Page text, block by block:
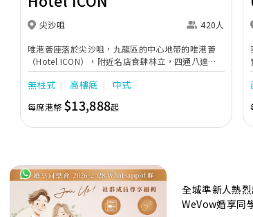
尖沙咀 420人
唯港薈座落於尖沙咀，九龍區的中心地帶的唯港薈
（Hotel ICON），附近名店食肆林立，四通八達，
充分展現繁華鬧巿中的活力個性，成為一眾準新人舉
辦婚宴的熱門之選。專業團隊由策劃統籌至所有婚宴
每個細節，唯港薈都力臻完美，保證讓您留下獨特的
醉人回憶。 擁有時尚高樓頂的Silverbox宴會廳，配
置了全套先進的視聽影音及燈光設備配套，並採用極
力氛圍的自助餐﹔唯港薈（Hotel ICON），多個風
格各異的婚宴場地，都完美切合各準新人的個性及預
算﹔保證為您打造夢寐以求的特別日子，令賓客永誌
難忘！
無柱式 高樓底 中式
每席港幣 $13,888起
全城準新人熱烈
WeVow婚享同